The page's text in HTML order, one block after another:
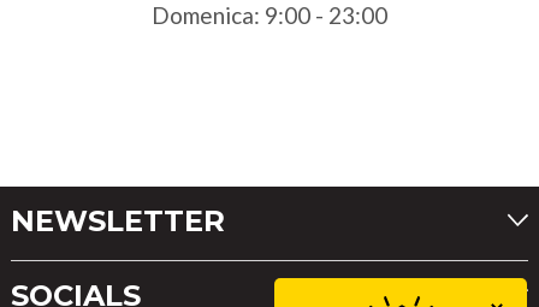
Domenica: 9:00 - 23:00
NEWSLETTER
SOCIALS